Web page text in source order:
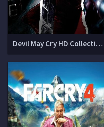
Devil May Cry HD Collection